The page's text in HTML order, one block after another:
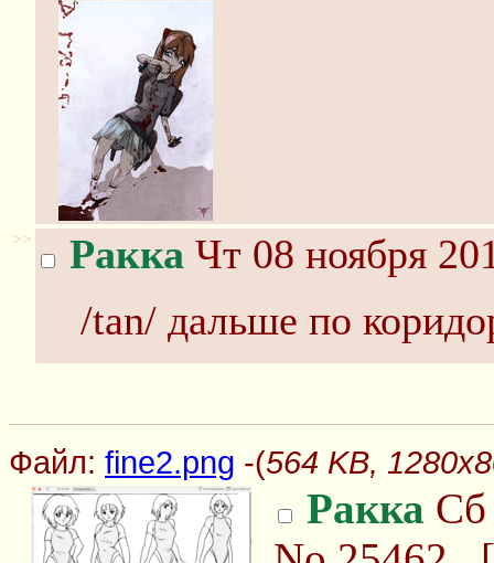
>> Ракка Чт 08 ноября
/tan/ дальше по
Файл: fine2.png -(564 KB,
Ракка Сб